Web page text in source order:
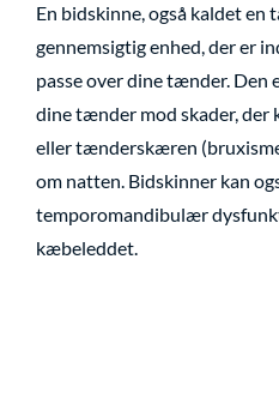
En bidskinne, også kaldet en
gennemsigtig enhed, der er
passe over dine tænder. Den
dine tænder mod skader, der
eller tænderskæren
om natten. Bidskinner kan
temporomandibulær
kæbeleddet.